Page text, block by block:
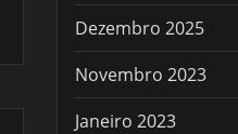
Dezembro 2025
Novembro 2023
Janeiro 2023